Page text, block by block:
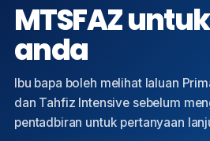
MTSFAZ
anda
Ibu bapa boleh melihat laluan
dan Tahfiz Intensive sebelum
pentadbiran untuk pertanyaan